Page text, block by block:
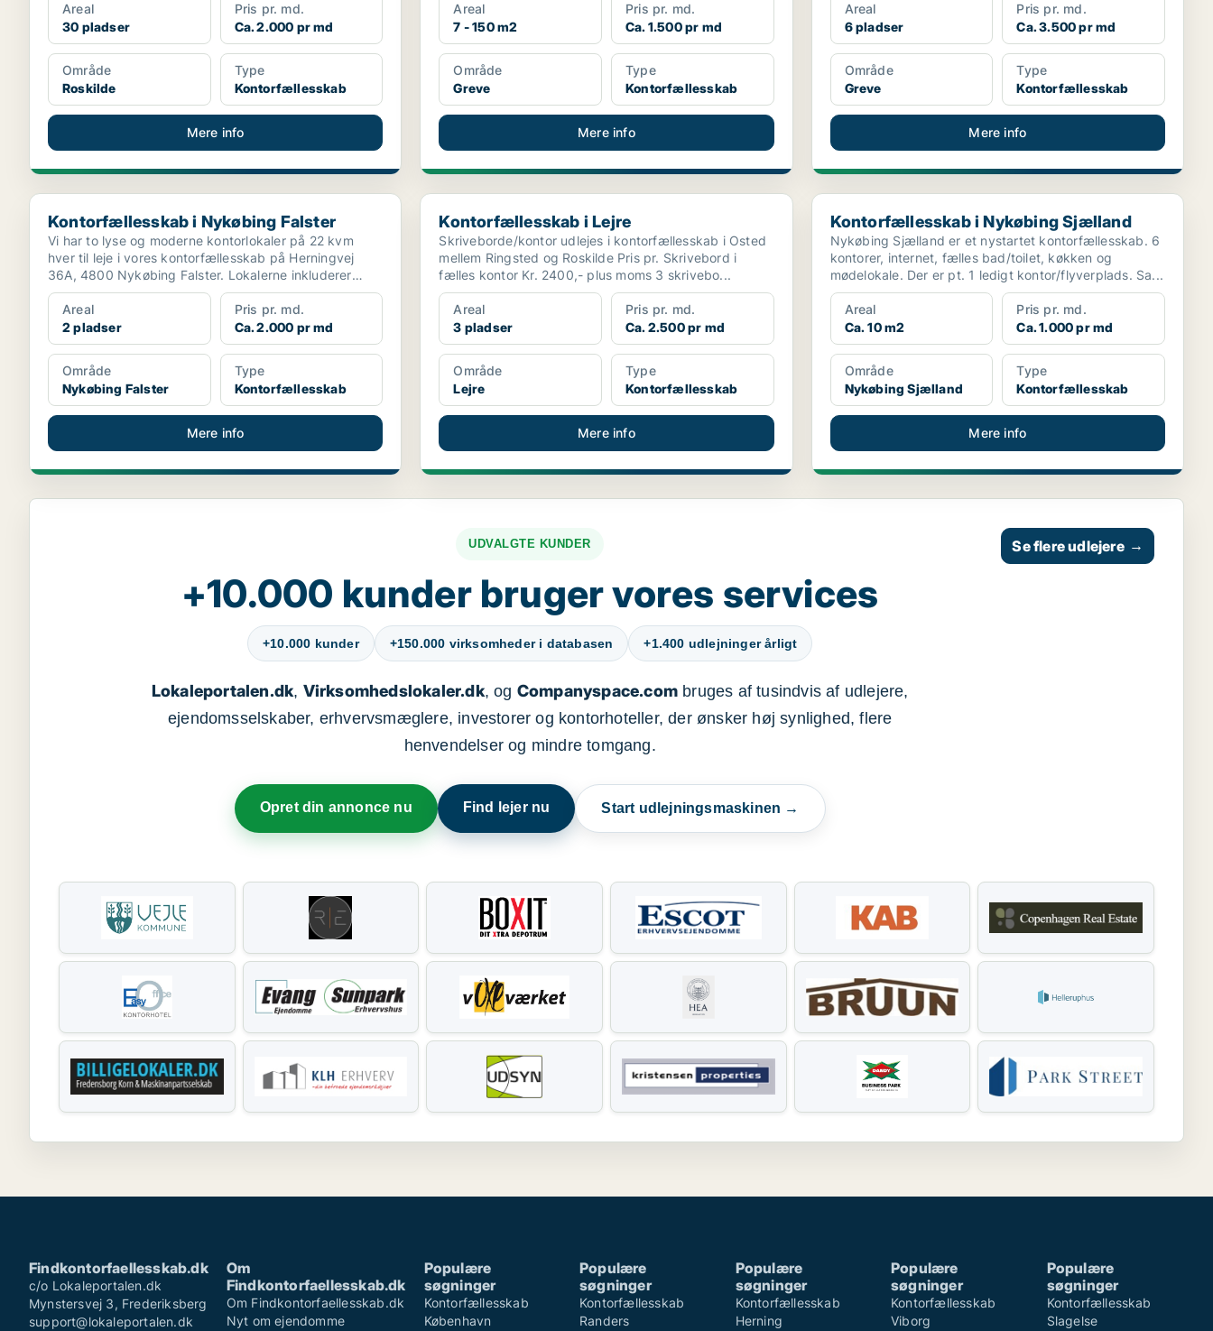
Areal
30 pladser
Pris pr. md.
Ca. 2.000 pr md
Område
Roskilde
Type
Kontorfællesskab
Mere info
Areal
7 - 150 m2
Pris pr. md.
Ca. 1.500 pr md
Område
Greve
Type
Kontorfællesskab
Mere info
Areal
6 pladser
Pris pr. md.
Ca. 3.500 pr md
Område
Greve
Type
Kontorfællesskab
Mere info
Kontorfællesskab i Nykøbing Falster
Kontorfællesskab i Nykøbing Falster
Vi har to lyse og moderne kontorlokaler på 22 kvm
hver til leje i vores kontorfællesskab på Herningvej
36A, 4800 Nykøbing Falster. Lokalerne inkluderer
adgan...
Areal
2 pladser
Pris pr. md.
Ca. 2.000 pr md
Område
Nykøbing Falster
Type
Kontorfællesskab
Mere info
Kontorfællesskab i Lejre
Kontorfællesskab i Lejre
Skriveborde/kontor udlejes i kontorfællesskab i Osted
mellem Ringsted og Roskilde Pris pr. Skrivebord i
fælles kontor Kr. 2400,- plus moms 3 skrivebo...
Areal
3 pladser
Pris pr. md.
Ca. 2.500 pr md
Område
Lejre
Type
Kontorfællesskab
Mere info
Kontorfællesskab i Nykøbing Sjælland
Kontorfællesskab i Nykøbing Sjælland
Nykøbing Sjælland er et nystartet kontorfællesskab. 6
kontorer, internet, fælles bad/toilet, køkken og
mødelokale. Der er pt. 1 ledigt kontor/flyverplads. Sa...
Areal
Ca. 10 m2
Pris pr. md.
Ca. 1.000 pr md
Område
Nykøbing Sjælland
Type
Kontorfællesskab
Mere info
UDVALGTE KUNDER
+10.000 kunder bruger vores services
+10.000 kunder +150.000 virksomheder i databasen +1.400 udlejninger årligt
Lokaleportalen.dk, Virksomhedslokaler.dk, og Companyspace.combruges af tusindvis af udlejere,
ejendomsselskaber, erhvervsmæglere, investorer og kontorhoteller, der ønsker høj synlighed, flere
henvendelser og mindre tomgang.
Opret din annonce nu Find lejer nu Start udlejningsmaskinen →
Se flere udlejere →
Findkontorfaellesskab.dk
c/o Lokaleportalen.dk
Mynstersvej 3, Frederiksberg
support@lokaleportalen.dk
Om
Findkontorfaellesskab.dk
Om Findkontorfaellesskab.dk
Nyt om ejendomme
Populære
søgninger
Kontorfællesskab
København
Populære
søgninger
Kontorfællesskab
Randers
Populære
søgninger
Kontorfællesskab
Herning
Populære
søgninger
Kontorfællesskab
Viborg
Populære
søgninger
Kontorfællesskab
Slagelse